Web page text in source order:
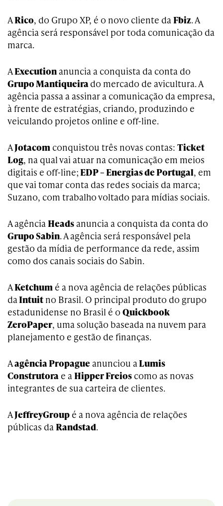
ARico, do Grupo XP, é o novo cliente daFbiz. A
agência será responsável por toda comunicação da
marca.
AExecution anuncia a conquista da conta do
Grupo Mantiqueirado mercado de avicultura. A
agência passa a assinar a comunicação da empresa,
à frente de estratégias, criando, produzindo e
veiculando projetos online e off-line.
AJotacom conquistou três novas contas: Ticket
Log, na qual vai atuar na comunicação em meios
digitais e off-line;EDP – Energias de Portugal, em
que vai tomar conta das redes sociais da marca;
Suzano, com trabalho voltado para mídias sociais.
A agênciaHeads anuncia a conquista da conta do
Grupo Sabin. A agência será responsável pela
gestão da mídia de performance da rede, assim
como dos canais sociais do Sabin.
AKetchum é a nova agência de relações públicas
daIntuit no Brasil. O principal produto do grupo
estadunidense no Brasil é o Quickbook
ZeroPaper, uma solução baseada na nuvem para
planejamento e gestão de finanças.
Aagência Propague anunciou aLumis
Construtora e aHipper Freios como as novas
integrantes de sua carteira de clientes.
AJeffreyGroup é a nova agência de relações
públicas daRandstad.